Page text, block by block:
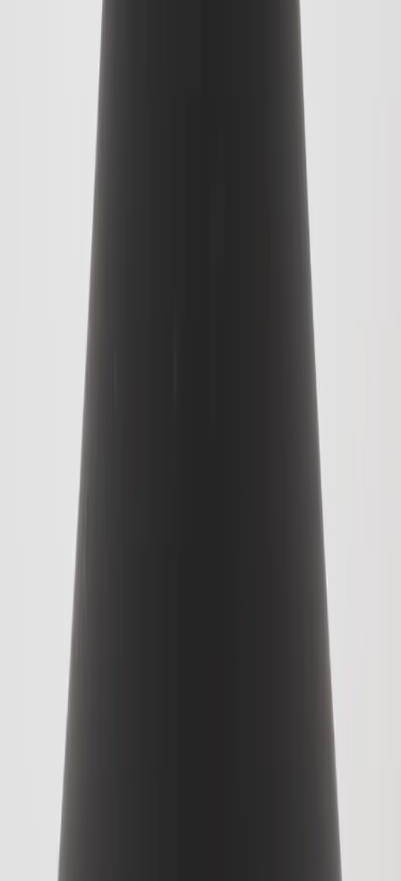
Kundtjänst
Köpvillkor
Hyresvillkor
Personuppgifter
Vanliga frågor
Användarvillkor
Handla på Rafz
Vårt hållbarhetsarbete
Kontakta oss
Kontakta oss
Rafz Cirkulära Interiörer
Organisationsnummer: 559075-7182
Stora Benhamra 186 97 Brottby Stockholm
Telefon: 08-800100
E-post: info@rafz.se
Sälja möbler: inkop@rafz.se
Öppettider: Vardagar 08.00 – 17.00 Lunchstängt 12.00 -